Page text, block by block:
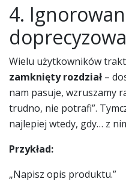
4.
Wielu użytkowników
zamknięty rozdział –
nam pasuje, wzruszamy
trudno, nie potrafi”.
najlepiej wtedy, gdy… z
Przykład:
„Napisz opis produktu.”